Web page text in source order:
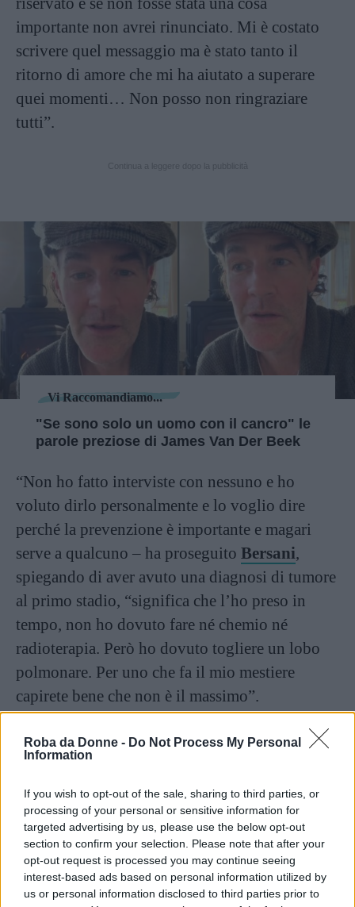
Roba da Donne - Do Not Process My Personal
Information
If you wish to opt-out of the sale, sharing to third parties, or
processing of your personal or sensitive information for
targeted advertising by us, please use the below opt-out
section to confirm your selection. Please note that after your
opt-out request is processed you may continue seeing
interest-based ads based on personal information utilized by
us or personal information disclosed to third parties prior to
importante non avrei rinunciato. Mi è costato
scrivere quel messaggio ma è stato tanto il
ritorno di amore che mi ha aiutato a superare
quei momenti… Non posso non ringraziare
tutti”.
Vi Raccomandiamo...
"Se sono solo un uomo con il cancro" le
parole preziose di James Van Der Beek
“Non ho fatto interviste con nessuno e ho
voluto dirlo personalmente e lo voglio dire
perché la prevenzione è importante e magari
serve a qualcuno – ha proseguito Bersani,
spiegando di aver avuto una diagnosi di tumore
al primo stadio, “significa che l’ho preso in
tempo, non ho dovuto fare né chemio né
radioterapia. Però ho dovuto togliere un lobo
polmonare. Per uno che fa il mio mestiere
capirete bene che non è il massimo”.
Infine, un messaggio di speranza: “Si può fare
tutto, bisogna andare senza paura di quel che
può succedere. Siamo molto più forti di quel
che crediamo, io ne sono la testimonianza”.
Continua a leggere dopo la pubblicità